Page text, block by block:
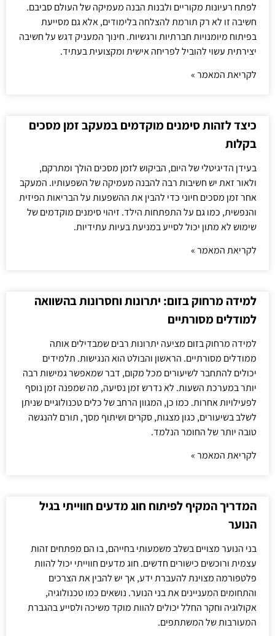
לפתח רעיונות מקוריים ולבנות הבנה מעמיקה של העולם סביבם.
חשיבה זו לא רק תורמת להצלחה בלימודים, אלא גם מסייעת
בפיתוח מיומנויות חברתיות ורגשיות. חינוך המעניק דגש על חשיבה
יצירתית עשוי להוביל לפריחה אישית ומקצועית בעתיד.
לקריאת המאמר »
כיצד לזהות סימנים מוקדמים במעקב זמן מסכים
בקלות
בעידן הדיגיטלי של היום, הביקוש לזמן מסכים הולך ומתרקם,
ולאור זאת יש חשיבות רבה להבנה מעמיקה של השפעותיו. המעקב
אחר זמן מסכים חיוני כדי להבין את ההשפעות על הבריאות הפיזית
והנפשית, כמו גם על התפתחות הילד. זיהוי סימנים מוקדמים של
שימוש לא מתון יכול לסייע במניעת בעיות עתידיות.
לקריאת המאמר »
למידה מרחוק בזום: יתרונות וחסרונות בהשוואה
למודלים מסורתיים
למידה מרחוק בזום מציעה יתרונות רבים שמבדילים אותה
ממודלים מסורתיים. הראשון והבולט הוא הנגישות. תלמידים
יכולים להתחבר לשיעורים מכל מקום, דבר שמאפשר גמישות רבה
יותר במערכת השעות. לא נדרש זמן נסיעה, מה שמפנה זמן נוסף
לפעילויות אחרות. כמו כן, המגוון הרחב של כלים טכנולוגיים שניתן
לשלב בשיעורים, כגון מצגות, סקרים ושיתוף מסך, תורם להנגשה
טובה יותר של החומר הנלמד.
לקריאת המאמר »
המדריך המקיף לפיתוח חוג מדעים חווייתי בגיל
הנוער
בני הנוער מצויים בשלב משמעותי בחייהם, בו הם מפתחים זהות
עצמית ורוכשים כישורים חדשים. חוג מדעים חווייתי יכול להוות
פלטפורמה מצוינת להעברת ידע, אך יש להבין את הצרכים
והתחומים המעניינים את בני הנוער. נושאים כמו טכנולוגיה,
אקולוגיה וחקר החלל יכולים להוות מוקד משיכה ולסייע בהגברת
המעורבות של המשתתפים.